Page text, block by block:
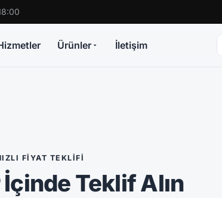
Ürünler İletişim
FIYAT TEKLIFI
Teklif Alın